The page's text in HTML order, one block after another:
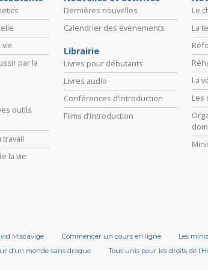
par la
outils
travail
la vie
Dernières nouvelles
Calendrier des évènements
Librairie
Livres pour débutants
Livres audio
Conférences d’introduction
Films d’introduction
Le
La
La
Les
Miscavige Commencer un cours en ligne
Les
d’un monde sans drogue Tous unis pour les droits de